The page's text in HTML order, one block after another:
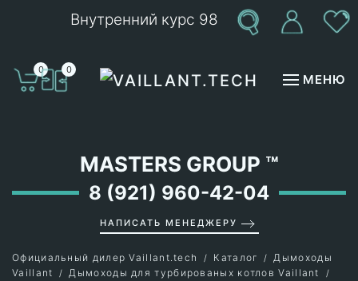
Внутренний курс 98
0 0
МЕНЮ
MASTERS GROUP ™
8 (921) 960-42-04
НАПИСАТЬ МЕНЕДЖЕРУ
Официальный дилер Vaillant.tech Каталог
Дымоходы
Vaillant
Дымоходы для турбированых котлов Vaillant